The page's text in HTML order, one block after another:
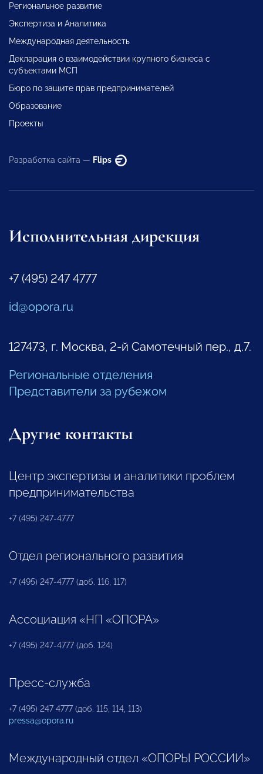
Региональное развитие
Экспертиза и Аналитика
Международная деятельность
Декларация о взаимодействии крупного бизнеса с
субъектами МСП
Бюро по защите прав предпринимателей
Образование
Проекты
Разработка сайта — Flips
Исполнительная дирекция
+7 (495) 247 4777
id@opora.ru
127473, г. Москва, 2-й Самотечный пер., д.7.
Региональные отделения
Представители за рубежом
Другие контакты
Центр экспертизы и аналитики проблем
предпринимательства
+7 (495) 247-4777
Отдел регионального развития
+7 (495) 247-4777 (доб. 116, 117)
Ассоциация «НП «ОПОРА»
+7 (495) 247-4777 (доб. 124)
Пресс-служба
+7 (495) 247 4777 (доб. 115, 114, 113)
pressa@opora.ru
Международный отдел «ОПОРЫ РОССИИ»